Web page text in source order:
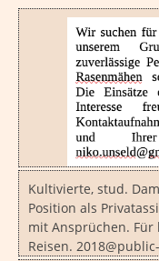
Kultivierte, stud.
Position als
mit Ansprüchen. Für
Reisen.